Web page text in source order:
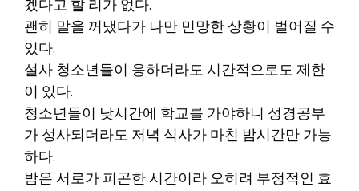
겠다고 할 리가 없다.
괜히 말을 꺼냈다가 나만 민망한 상황이 벌어질 수
있다.
설사 청소년들이 응하더라도 시간적으로도 제한
이 있다.
청소년들이 낮시간에 학교를 가야하니 성경공부
가 성사되더라도 저녁 식사가 마친 밤시간만 가능
하다.
밤은 서로가 피곤한 시간이라 오히려 부정적인 효